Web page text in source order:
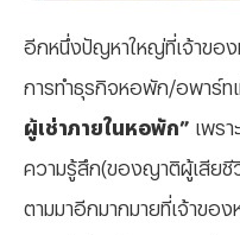
อีกหนึ่งปัญหาใหญ่ที่เจ้าขอ
การทำธุรกิจหอพัก/อพาร์ท
ผู้เช่าภายในหอพัก” เพร
ความรู้สึก(ของญาติผู้เสีย
ตามมาอีกมากมายที่เจ้าขอ